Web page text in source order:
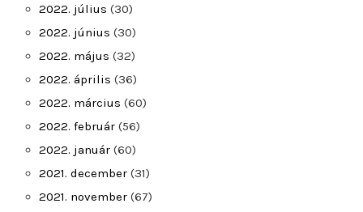
2022. július (30)
2022. június (30)
2022. május (32)
2022. április (36)
2022. március (60)
2022. február (56)
2022. január (60)
2021. december (31)
2021. november (67)